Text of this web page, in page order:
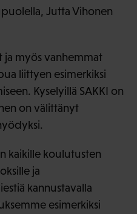
Jutta Vihonen
ja myös vanhemmat
liittyen esimerkiksi
Kyselyillä SAKKI on
on välittänyt
kaikille koulutusten
ja
kannustavalla
esimerkiksi